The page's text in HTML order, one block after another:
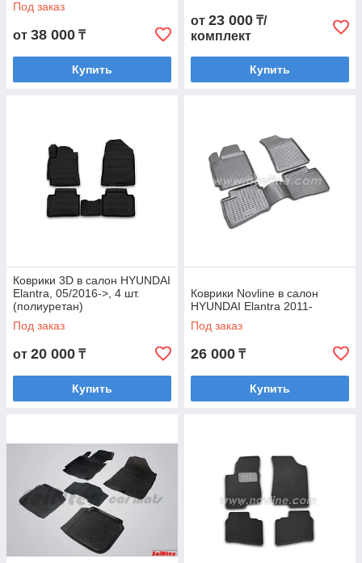
Под заказ
от 38 000 ₸
Купить
от 23 000 ₸/
комплект
Купить
Коврики 3D в салон HYUNDAI
Elantra, 05/2016->, 4 шт.
(полиуретан)
Под заказ
от 20 000 ₸
Купить
Коврики Novline в салон
HYUNDAI Elantra 2011-
Под заказ
26 000 ₸
Купить